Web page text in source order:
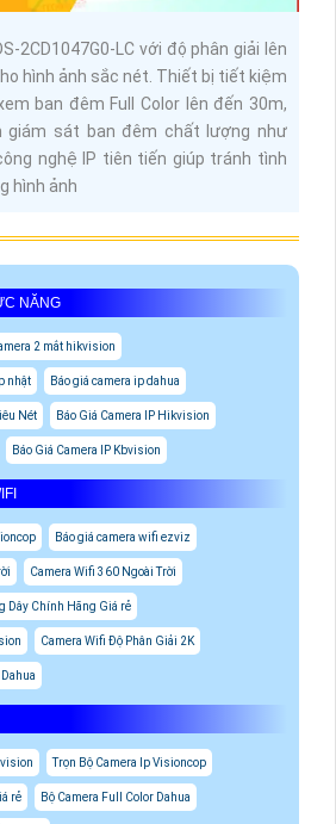
2CD1047G0-LC với độ phân giải lên
hình ảnh sắc nét. Thiết bị tiết kiệm
ban đêm Full Color lên đến 30m,
giám sát ban đêm chất lượng như
nghệ IP tiên tiến giúp tránh tình
hình ảnh
NĂNG
2 mắt hikvision
nhật Báo giá camera ip dahua
Nét Báo Giá Camera IP Hikvision
Báo Giá Camera IP Kbvision
Báo giá camera wifi ezviz
Camera Wifi 360 Ngoài Trời
Dây Chính Hãng Giá rẻ
Camera Wifi Độ Phân Giải 2K
Trọn Bộ Camera Ip Visioncop
rẻ Bộ Camera Full Color Dahua